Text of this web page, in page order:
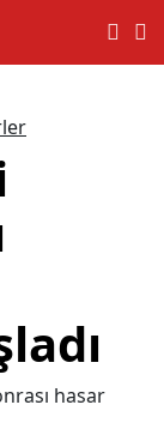
hasar